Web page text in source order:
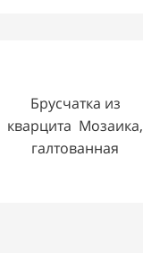
Брусчатка из
кварцита Мозаика,
галтованная